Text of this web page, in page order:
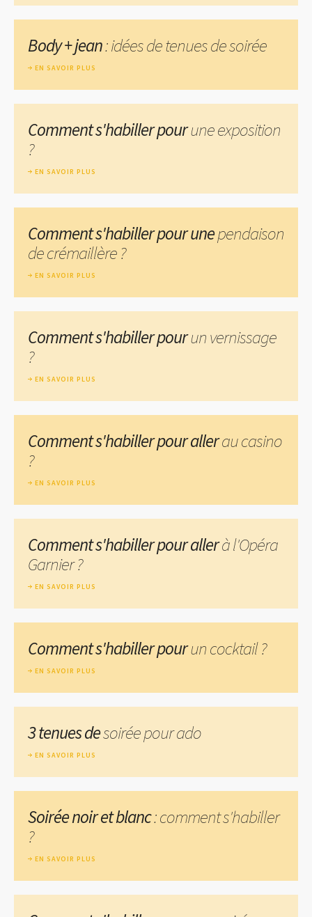
Body + jean: idées de tenues de soirée
EN SAVOIR PLUS
Comment s'habiller pourune exposition
?
EN SAVOIR PLUS
Comment s'habiller pour unependaison
de crémaillère ?
EN SAVOIR PLUS
Comment s'habiller pourun vernissage
?
EN SAVOIR PLUS
Comment s'habiller pour allerau casino
?
EN SAVOIR PLUS
Comment s'habiller pour allerà l'Opéra
Garnier ?
EN SAVOIR PLUS
Comment s'habiller pourun cocktail ?
EN SAVOIR PLUS
3 tenues desoirée pour ado
EN SAVOIR PLUS
Soirée noir et blanc: comment s'habiller
?
EN SAVOIR PLUS